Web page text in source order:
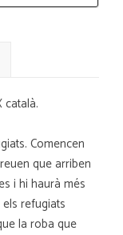
català.
Comencen
que arriben
i hi haurà més
refugiats
la roba que